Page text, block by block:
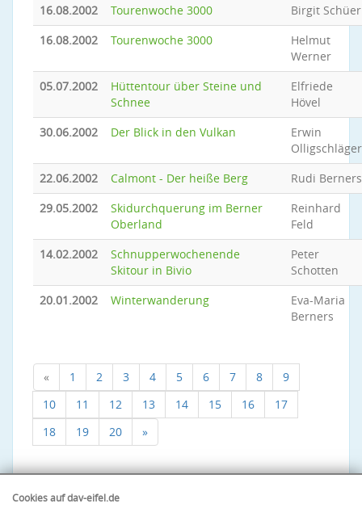
16.08.2002
Tourenwoche 3000
Birgit Schüer
16.08.2002
Tourenwoche 3000
Helmut
Werner
05.07.2002
Hüttentour über Steine und
Schnee
Elfriede
Hövel
30.06.2002
Der Blick in den Vulkan
Erwin
Olligschläger
22.06.2002
Calmont - Der heiße Berg
Rudi Berners
29.05.2002
Skidurchquerung im Berner
Oberland
Reinhard
Feld
14.02.2002
Schnupperwochenende
Skitour in Bivio
Peter
Schotten
20.01.2002
Winterwanderung
Eva-Maria
Berners
« 1 2 3 4 5 6 7 8
9
10
11 12 13 14 15 16
17
18
19 20 »
Cookies auf dav-eifel.de